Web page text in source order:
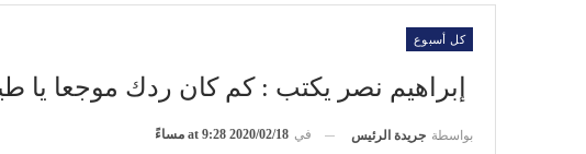
كل أسبوع
إبراهيم نصر يكتب : كم كان ردك موجعا يا
بواسطة جريدة الرئيس في 2020/02/18 at 9:28 مساءً